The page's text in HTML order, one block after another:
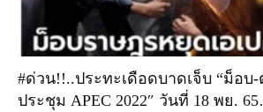
#ด่วน!!..ประทะเดือดบาดเจ็บ “ม็อบ-
ประชุม APEC 2022″ วันที่ 18 พย.